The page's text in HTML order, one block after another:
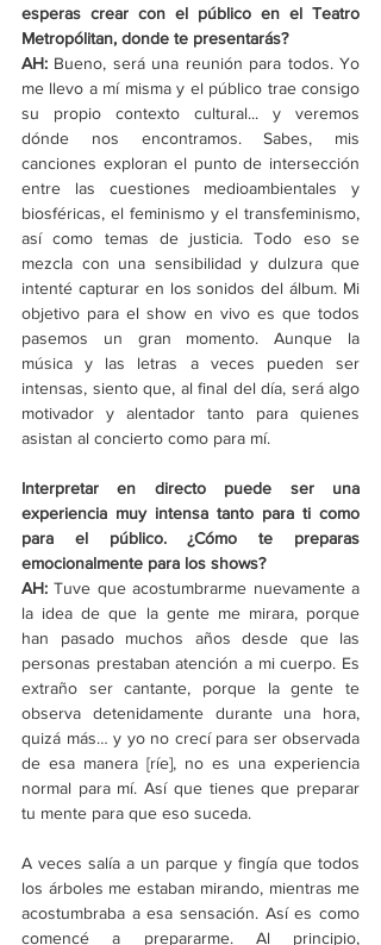
esperas crear con el público en el Teatro
Metropólitan, donde te presentarás?
AH: Bueno, será una reunión para todos. Yo
me llevo a mí misma y el público trae consigo
su propio contexto cultural... y veremos
dónde nos encontramos. Sabes, mis
canciones exploran el punto de intersección
entre las cuestiones medioambientales y
biosféricas, el feminismo y el transfeminismo,
así como temas de justicia. Todo eso se
mezcla con una sensibilidad y dulzura que
intenté capturar en los sonidos del álbum. Mi
objetivo para el show en vivo es que todos
pasemos un gran momento. Aunque la
música y las letras a veces pueden ser
intensas, siento que, al final del día, será algo
motivador y alentador tanto para quienes
asistan al concierto como para mí.
Interpretar en directo puede ser una
experiencia muy intensa tanto para ti como
para el público. ¿Cómo te preparas
emocionalmente para los shows?
AH: Tuve que acostumbrarme nuevamente a
la idea de que la gente me mirara, porque
han pasado muchos años desde que las
personas prestaban atención a mi cuerpo. Es
extraño ser cantante, porque la gente te
observa detenidamente durante una hora,
quizá más… y yo no crecí para ser observada
de esa manera [ríe], no es una experiencia
normal para mí. Así que tienes que preparar
tu mente para que eso suceda.
A veces salía a un parque y fingía que todos
los árboles me estaban mirando, mientras me
acostumbraba a esa sensación. Así es como
comencé a prepararme. Al principio,